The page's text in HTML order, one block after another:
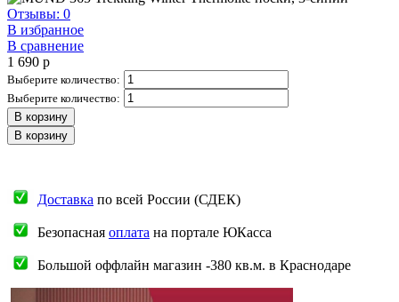
Отзывы: 0
В избранное
В сравнение
1 690 p
Выберите количество:
Выберите количество:
В корзину
В корзину
Доставка по всей России (СДЕК)
Безопасная оплата на портале ЮКасса
Большой оффлайн магазин -380 кв.м. в Краснодаре